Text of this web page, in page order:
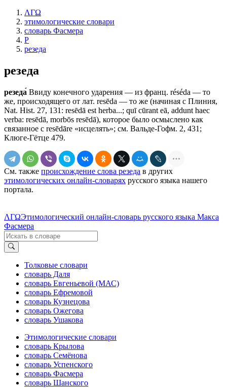
ΛΓΩ
этимологические словари
словарь Фасмера
Р
резеда
резеда
резеда́ Ввиду конечного ударения — из франц. résédа — то
же, происходящего от лат. resēda — то же (начиная с Плиния,
Nat. Hist. 27, 131: resēdā еst herba...; quī сūrаnt еā, addunt hаес
verba: resēdā, morbōs resēdā), которое было осмыслено как
связанное с resēdāre «исцелять»; см. Вальде-Гофм. 2, 431;
Клюге-Гётце 479.
См. также происхождение слова резеда в других
этимологических онлайн-словарях русского языка нашего
портала.
ΛΓΩЭтимологический онлайн-словарь русского языка Макса
Фасмера
Толковые словари
словарь Даля
словарь Евгеньевой (МАС)
словарь Ефремовой
словарь Кузнецова
словарь Ожегова
словарь Ушакова
Этимологические словари
словарь Крылова
словарь Семёнова
словарь Успенского
словарь Фасмера
словарь Шанского